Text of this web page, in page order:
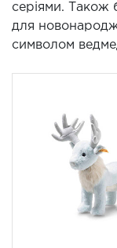
серіями. Також
для
символом